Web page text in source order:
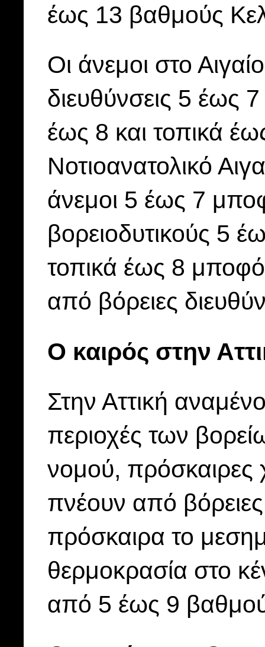
έως 13 βαθμούς
Οι άνεμοι στο
διευθύνσεις 5 έως
έως 8 και τοπικά
Νοτιοανατολικό
άνεμοι 5 έως 7
βορειοδυτικούς 5
τοπικά έως 8
από βόρειες
Ο καιρός στην
Στην Αττική
περιοχές των
νομού, πρόσκαιρες
πνέουν από
πρόσκαιρα το
θερμοκρασία στο
από 5 έως 9